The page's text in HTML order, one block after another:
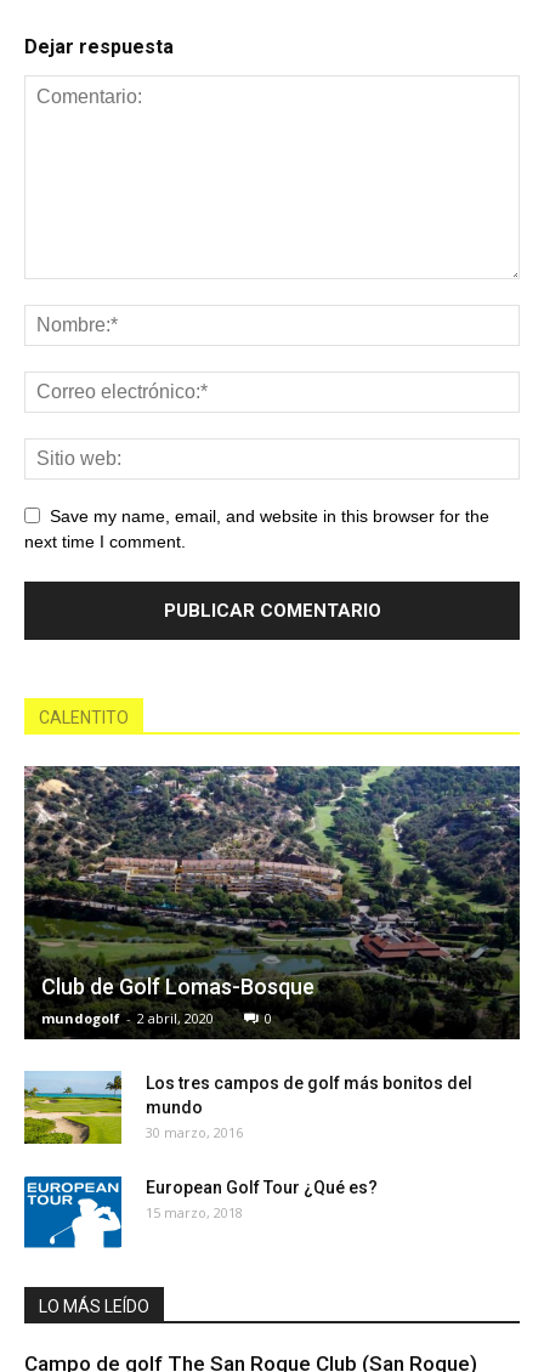
Dejar respuesta
Save my name, email, and website in this browser for the
next time I comment.
CALENTITO
Club de Golf Lomas-Bosque
mundogolf - 2 abril, 2020 0
Los tres campos de golf más bonitos del
mundo
30 marzo, 2016
European Golf Tour ¿Qué es?
15 marzo, 2018
LO MÁS LEÍDO
Campo de golf The San Roque Club (San Roque)